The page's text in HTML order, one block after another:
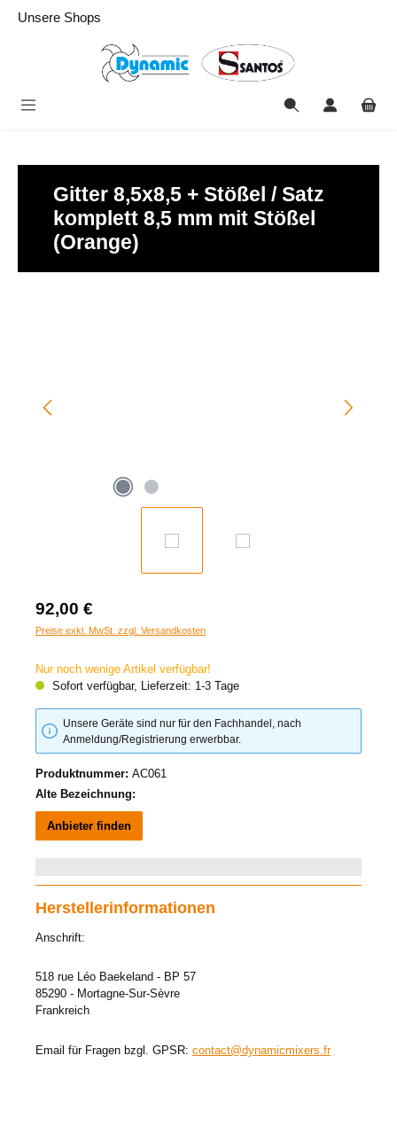
springen
Unsere Shops
Gitter 8,5x8,5 + Stößel / Satz
komplett 8,5 mm mit Stößel
(Orange)
92,00 €
Preise exkl. MwSt. zzgl. Versandkosten
Nur noch wenige Artikel verfügbar!
Sofort verfügbar, Lieferzeit: 1-3 Tage
Unsere Geräte sind nur für den Fachhandel, nach
Anmeldung/Registrierung erwerbbar.
Produktnummer: AC061
Alte Bezeichnung:
Anbieter finden
Herstellerinformationen
Anschrift:
518 rue Léo Baekeland - BP 57
85290 - Mortagne-Sur-Sèvre
Frankreich
Email für Fragen bzgl. GPSR: contact@dynamicmixers.fr